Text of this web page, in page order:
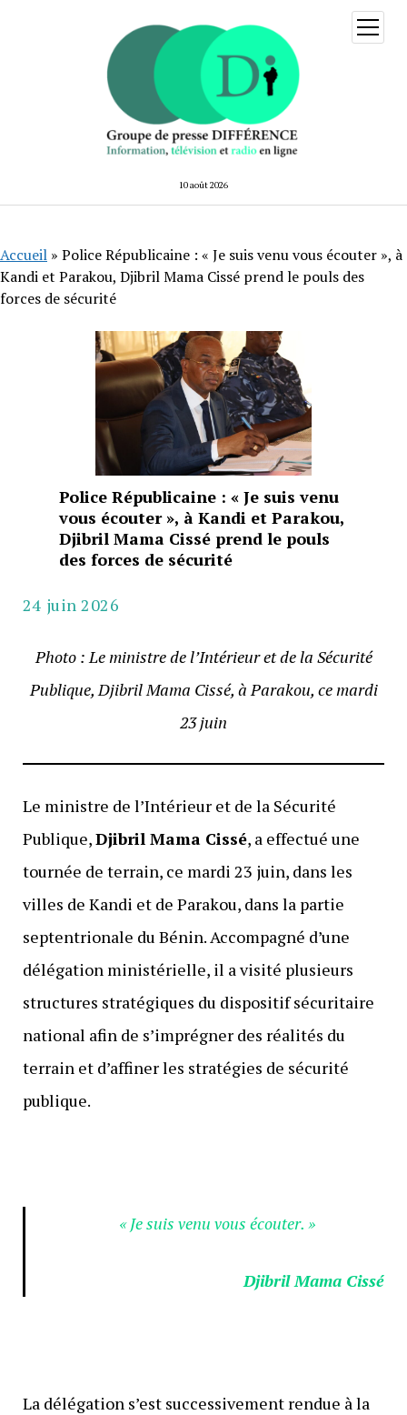
10 août 2026
ouvrir
menu
Accueil » Police Républicaine : « Je suis venu vous écouter », à
Kandi et Parakou, Djibril Mama Cissé prend le pouls des
forces de sécurité
Police Républicaine : « Je suis venu
vous écouter », à Kandi et Parakou,
Djibril Mama Cissé prend le pouls
des forces de sécurité
24 juin 2026
Photo : Le ministre de l’Intérieur et de la Sécurité
Publique, Djibril Mama Cissé, à Parakou, ce mardi
23 juin
Le ministre de l’Intérieur et de la Sécurité
Publique,Djibril Mama Cissé, a effectué une
tournée de terrain, ce mardi 23 juin, dans les
villes de Kandi et de Parakou, dans la partie
septentrionale du Bénin. Accompagné d’une
délégation ministérielle, il a visité plusieurs
structures stratégiques du dispositif sécuritaire
national afin de s’imprégner des réalités du
terrain et d’affiner les stratégies de sécurité
publique.
« Je suis venu vous écouter. »
Djibril Mama Cissé
La délégation s’est successivement rendue à la